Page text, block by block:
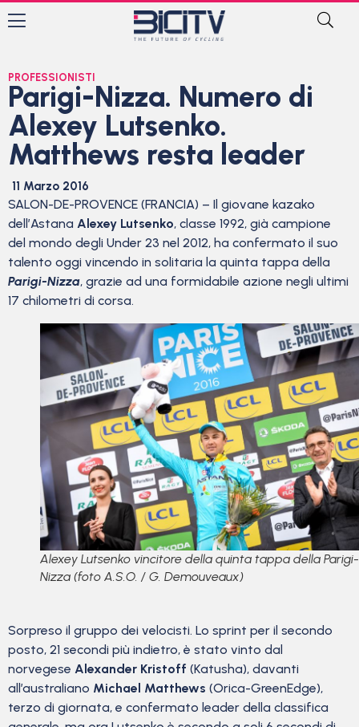
PROFESSIONISTI
Parigi-Nizza. Numero di
Alexey Lutsenko.
Matthews resta leader
11 Marzo 2016
SALON-DE-PROVENCE (FRANCIA) – Il giovane kazako
dell’Astana Alexey Lutsenko, classe 1992, già campione
del mondo degli Under 23 nel 2012, ha confermato il suo
talento oggi vincendo in solitaria la quinta tappa della
Parigi-Nizza, grazie ad una formidabile azione negli ultimi
17 chilometri di corsa.
Alexey Lutsenko vincitore della quinta tappa della Parigi-
Nizza (foto A.S.O. / G. Demouveaux)
Sorpreso il gruppo dei velocisti. Lo sprint per il secondo
posto, 21 secondi più indietro, è stato vinto dal
norvegese Alexander Kristoff (Katusha), davanti
all’australiano Michael Matthews (Orica-GreenEdge),
terzo di giornata, e confermato leader della classifica